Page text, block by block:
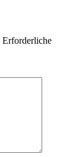
Erforderliche